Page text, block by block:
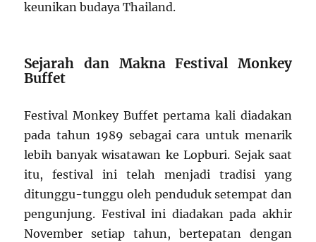
keunikan budaya Thailand.
Sejarah dan Makna Festival Monkey
Buffet
Festival Monkey Buffet pertama kali diadakan
pada tahun 1989 sebagai cara untuk menarik
lebih banyak wisatawan ke Lopburi. Sejak saat
itu, festival ini telah menjadi tradisi yang
ditunggu-tunggu oleh penduduk setempat dan
pengunjung. Festival ini diadakan pada akhir
November setiap tahun, bertepatan dengan